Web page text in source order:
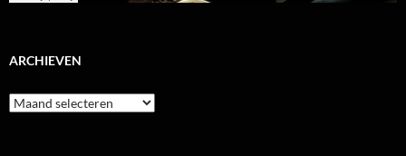
ARCHIEVEN
Archieven